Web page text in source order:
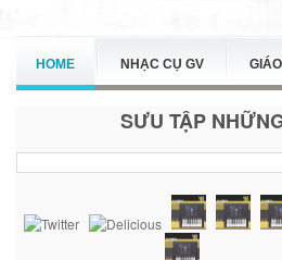
HOME NHẠC CỤ GV
SƯU TẬP